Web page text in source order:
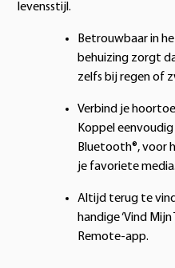
levensstijl.
Betrouwbaar in
behuizing zorgt
zelfs bij regen of
Verbind je
Koppel
Bluetooth®, voor
je favoriete media.
Altijd terug te
handige ‘Vind
Remote-app.